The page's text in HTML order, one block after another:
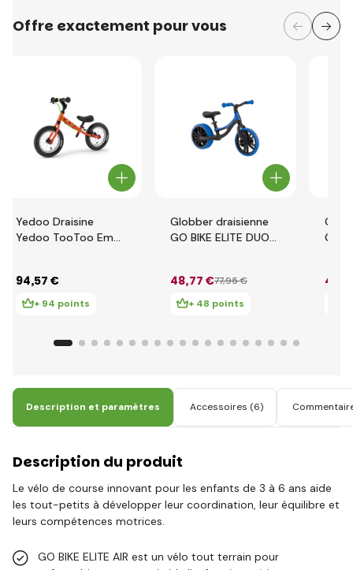
Offre exactement pour vous
Yedoo Draisine
Yedoo TooToo Emoji
94,57 €
+ 94 points
Globber draisienne
GO BIKE ELITE DUO-
48,77 €77,95 €
+ 48 points
GO
48
Description et paramètres Accessoires (6)
Description du produit
Le vélo de course innovant pour les enfants de 3 à 6 ans aide
les tout-petits à développer leur coordination, leur équilibre et
leurs compétences motrices.
GO BIKE ELITE AIR est un vélo tout terrain pour